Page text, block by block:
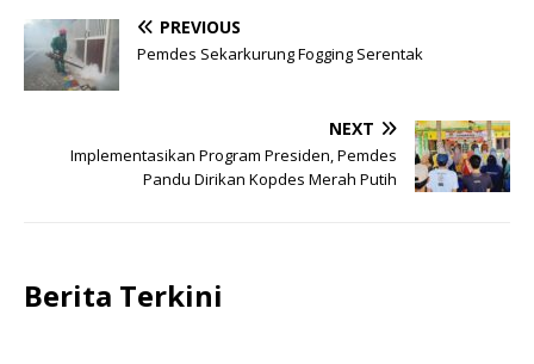
PREVIOUS
Pemdes Sekarkurung Fogging Serentak
NEXT
Implementasikan Program Presiden, Pemdes
Pandu Dirikan Kopdes Merah Putih
Berita Terkini